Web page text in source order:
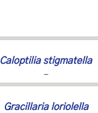
Caloptilia stigmatella
-
Gracillaria loriolella